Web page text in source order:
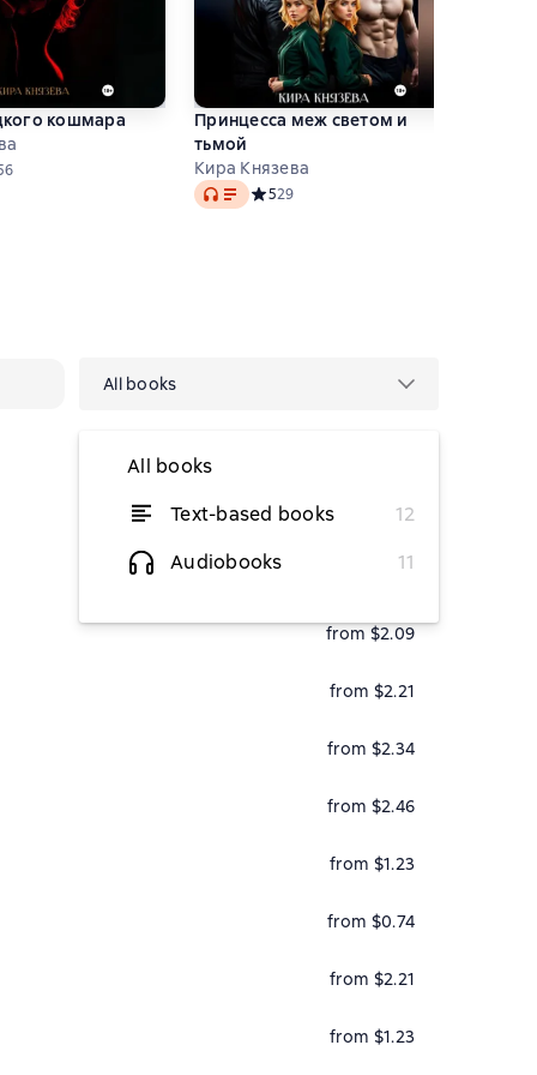
кошмара
рейтинг 4,8 на основе 56 оценок
Принцесса меж светом и
тьмой
Кира Князева
Audio Средний рейтинг 5 на основе 29 оценок
529
All books
All books
Text-based books
12
Audiobooks
11
from $2.46
from $2.21
from $2.09
from $2.21
from $2.34
from $2.46
from $1.23
from $0.74
from $2.21
from $1.23